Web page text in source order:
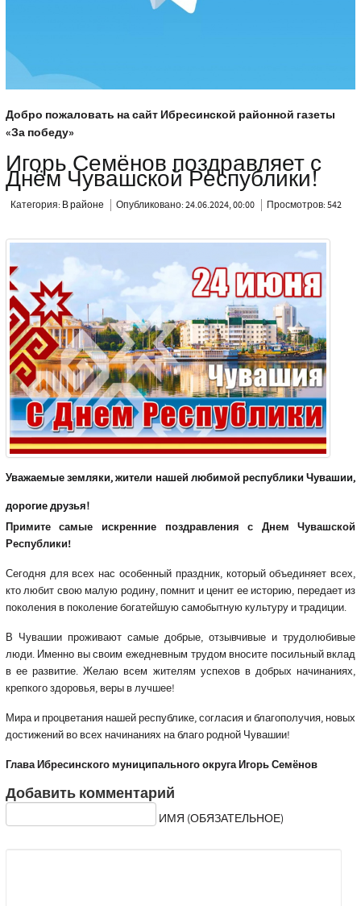
Добро пожаловать на сайт Ибресинской районной газеты
«За победу»
Игорь Семёнов поздравляет с
Днём Чувашской Республики!
Категория: В районе Опубликовано: 24.06.2024, 00:00 Просмотров: 542
Уважаемые земляки, жители нашей любимой республики Чувашии,
дорогие друзья!
Примите самые искренние поздравления с Днем Чувашской
Республики!
Сегодня для всех нас особенный праздник, который объединяет всех,
кто любит свою малую родину, помнит и ценит ее историю, передает из
поколения в поколение богатейшую самобытную культуру и традиции.
В Чувашии проживают самые добрые, отзывчивые и трудолюбивые
люди. Именно вы своим ежедневным трудом вносите посильный вклад
в ее развитие. Желаю всем жителям успехов в добрых начинаниях,
крепкого здоровья, веры в лучшее!
Мира и процветания нашей республике, согласия и благополучия, новых
достижений во всех начинаниях на благо родной Чувашии!
Глава Ибресинского муниципального округа Игорь Семёнов
Добавить комментарий
ИМЯ (ОБЯЗАТЕЛЬНОЕ)